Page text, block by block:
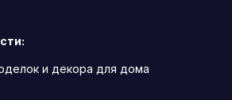
и декора для дома